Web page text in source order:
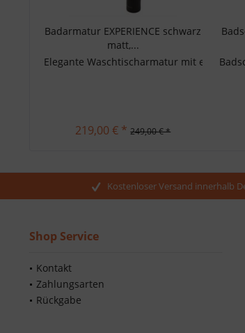
Badarmatur EXPERIENCE schwarz
matt,...
Elegante Waschtischarmatur mit
219,00 € * 249,00 € *
Kostenloser Versand innerhalb
Shop Service
Kontakt
Zahlungsarten
Rückgabe